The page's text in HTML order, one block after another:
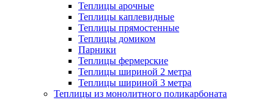
Теплицы арочные
Теплицы каплевидные
Теплицы прямостенные
Теплицы домиком
Парники
Теплицы фермерские
Теплицы шириной 2 метра
Теплицы шириной 3 метра
Теплицы из монолитного поликарбоната